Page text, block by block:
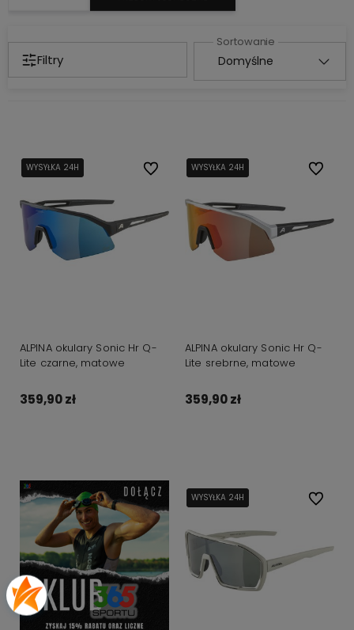
Filtry
WYSYŁKA 24H
WYSYŁKA 24H
ALPINA okulary Sonic Hr Q-
Lite czarne, matowe
359,90 zł
Do ulubionychWYSYŁKA 24H
WYSYŁKA 24H
ALPINA okulary Sonic Hr Q-
Lite srebrne, matowe
359,90 zł
Do
WYSYŁKA 24H
WYSYŁKA 24H Do